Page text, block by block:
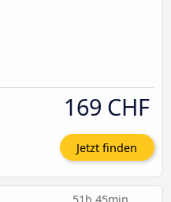
169 CHF
Jetzt finden
51h 45min